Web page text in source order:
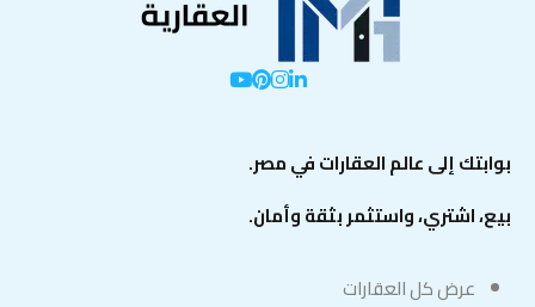
بوابتك إلى عالم العقارات في مصر.
بيع، اشتري، واستثمر بثقة وأمان.
عرض كل العقارات